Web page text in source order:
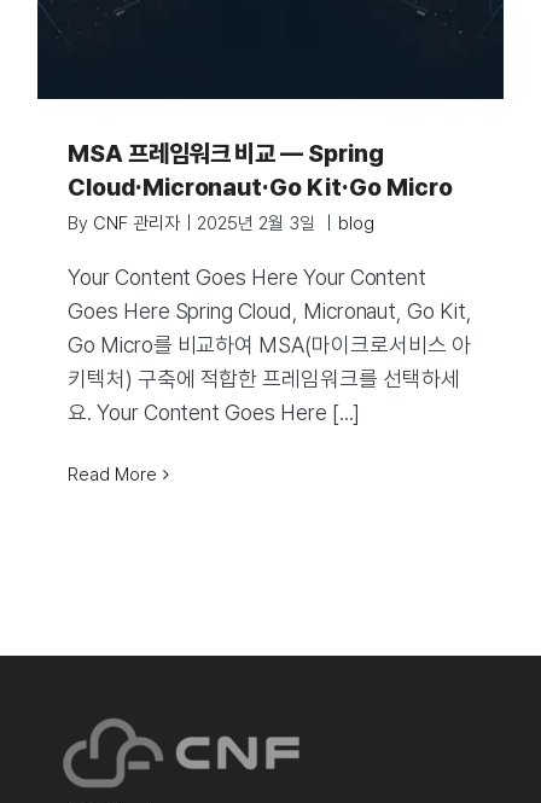
MSA 프레임워크 비교 — Spring
Cloud·Micronaut·Go Kit·Go Micro
By CNF 관리자 2025년 2월 3일 blog
Your Content Goes Here Your Content
Goes Here Spring Cloud, Micronaut, Go Kit,
Go Micro를 비교하여 MSA(마이크로서비스 아
키텍처) 구축에 적합한 프레임워크를 선택하세
요. Your Content Goes Here [...]
Read More